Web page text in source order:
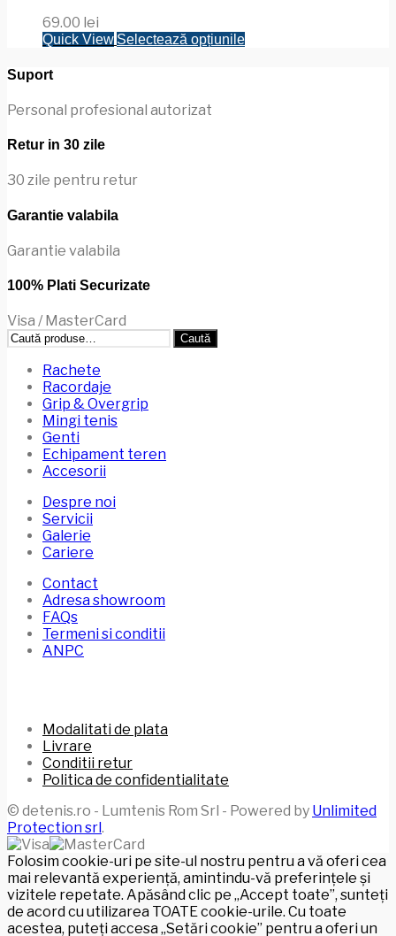
69.00 lei
Quick View Selectează opțiunileAcest
Suport
Personal profesional autorizat
Retur in 30 zile
30 zile pentru retur
Garantie valabila
Garantie valabila
100% Plati Securizate
Visa / MasterCard
Caută
după:
Caută
Rachete
Racordaje
Grip & Overgrip
Mingi tenis
Genti
Echipament teren
Accesorii
Despre noi
Servicii
Galerie
Cariere
Contact
Adresa showroom
FAQs
Termeni si conditii
ANPC
Modalitati de plata
Livrare
Conditii retur
Politica de confidentialitate
© detenis.ro - Lumtenis Rom Srl - Powered by Unlimited
Protection srl .
Folosim cookie-uri pe site-ul nostru pentru a vă oferi cea
mai relevantă experiență, amintindu-vă preferințele și
vizitele repetate. Apăsând clic pe „Accept toate”, sunteți
de acord cu utilizarea TOATE cookie-urile. Cu toate
acestea, puteți accesa „Setări cookie” pentru a oferi un